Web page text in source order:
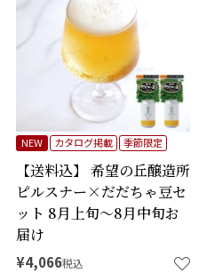
【送料込】 希望の丘醸造所
ピルスナー×だだちゃ豆セ
ット 8月上旬～8月中旬お
届け
NEW カタログ掲載 季節限定
¥4,066税込